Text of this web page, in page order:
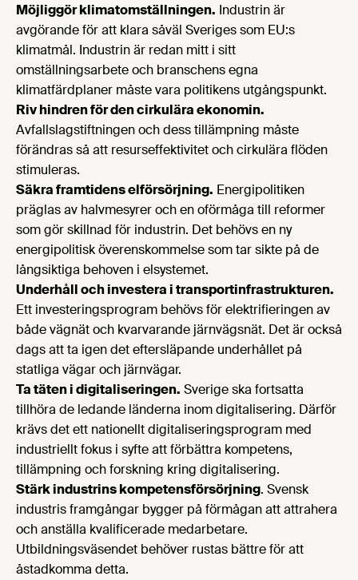
Möjliggör klimatomställningen. Industrin är
avgörande för att klara såväl Sveriges som EU:s
klimatmål. Industrin är redan mitt i sitt
omställningsarbete och branschens egna
klimatfärdplaner måste vara politikens utgångspunkt.
Riv hindren för den cirkulära ekonomin.
Avfallslagstiftningen och dess tillämpning måste
förändras så att resurseffektivitet och cirkulära flöden
stimuleras.
Säkra framtidens elförsörjning. Energipolitiken
präglas av halvmesyrer och en oförmåga till reformer
som gör skillnad för industrin. Det behövs en ny
energipolitisk överenskommelse som tar sikte på de
långsiktiga behoven i elsystemet.
Underhåll och investera i transportinfrastrukturen.
Ett investeringsprogram behövs för elektrifieringen av
både vägnät och kvarvarande järnvägsnät. Det är också
dags att ta igen det eftersläpande underhållet på
statliga vägar och järnvägar.
Ta täten i digitaliseringen. Sverige ska fortsatta
tillhöra de ledande länderna inom digitalisering. Därför
krävs det ett nationellt digitaliseringsprogram med
industriellt fokus i syfte att förbättra kompetens,
tillämpning och forskning kring digitalisering.
Stärk industrins kompetensförsörjning. Svensk
industris framgångar bygger på förmågan att attrahera
och anställa kvalificerade medarbetare.
Utbildningsväsendet behöver rustas bättre för att
åstadkomma detta.